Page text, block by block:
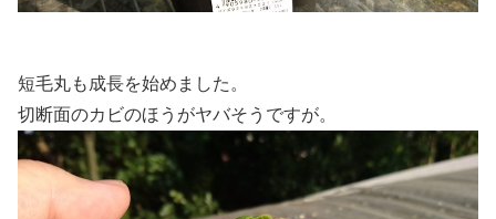
短毛丸も成長を始めました。
切断面のカビのほうがヤバそうですが。